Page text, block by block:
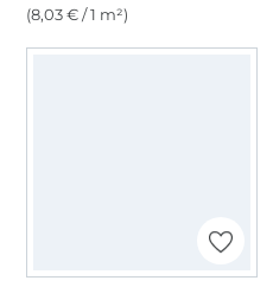
(8,03 € / 1 m²)